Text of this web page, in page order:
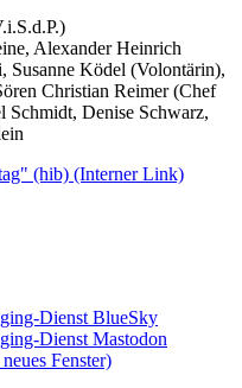
Alexander Heinrich
Susanne Ködel (Volontärin),
Christian Reimer (Chef
Schmidt, Denise Schwarz,
(hib) (Interner Link)
Dienst BlueSky
Dienst Mastodon
Fenster)